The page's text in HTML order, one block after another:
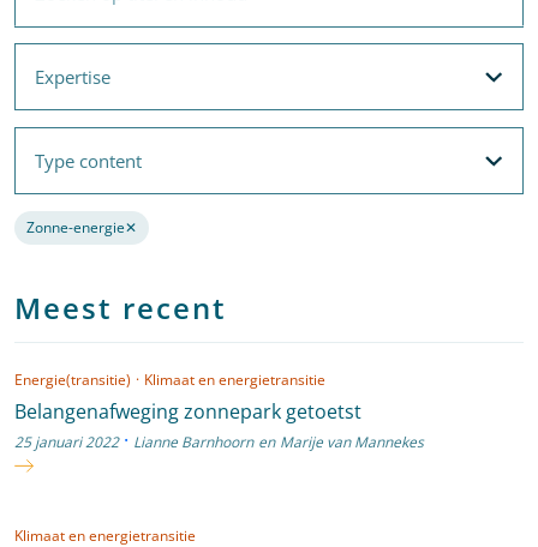
Expertise
Expertise
Filteropties
Met filters voor
Expertise
en
Thema's
Type content
Type content
Filteropties
Verwijder de filter
Zonne-energie✕
Meest recent
Energie(transitie) · Klimaat en energietransitie
Belangenafweging zonnepark getoetst
25 januari 2022 · Lianne Barnhoorn en Marije van Mannekes
Klimaat en energietransitie